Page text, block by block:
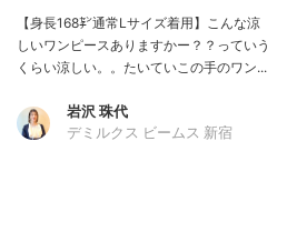
【身長168㌢通常Lサイズ着用】こんな涼
しいワンピースありますかー？？っていう
くらい涼しい。。たいていこの手のワン...
岩沢 珠代
デミルクス ビームス 新宿